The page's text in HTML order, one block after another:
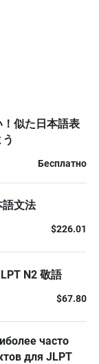
似た日本語表
Бесплатно
語文法
$226.01
N2 敬語
$67.80
часто
для JLPT